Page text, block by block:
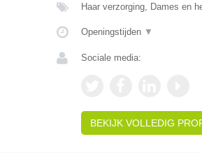
Haar verzorging, Dames en
Openingstijden ▼
Sociale media:
BEKIJK VOLLEDIG